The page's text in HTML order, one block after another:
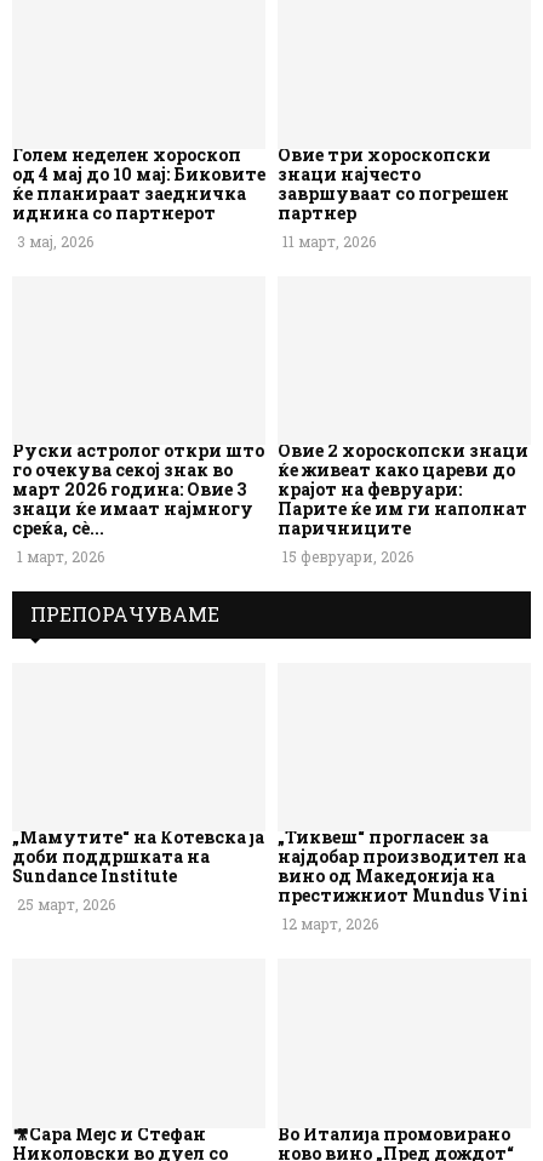
Голем неделен хороскоп
од 4 мај до 10 мај: Биковите
ќе планираат заедничка
иднина со партнерот
3 мај, 2026
Овие три хороскопски
знаци најчесто
завршуваат со погрешен
партнер
11 март, 2026
Руски астролог откри што
го очекува секој знак во
март 2026 година: Овие 3
знаци ќе имаат најмногу
среќа, сè...
1 март, 2026
Овие 2 хороскопски знаци
ќе живеат како цареви до
крајот на февруари:
Парите ќе им ги наполнат
паричниците
15 февруари, 2026
ПРЕПОРАЧУВАМЕ
„Мамутите“ на Котевска ја
доби поддршката на
Sundance Institute
25 март, 2026
„Тиквеш“ прогласен за
најдобар производител на
вино од Македонија на
престижниот Mundus Vini
12 март, 2026
🎥Сара Мејс и Стефан
Николовски во дуел со
Во Италија промовирано
ново вино „Пред дождот“